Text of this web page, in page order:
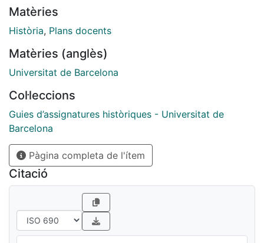
Matèries
Història, Plans docents
Matèries (anglès)
Universitat de Barcelona
Col·leccions
Guies d’assignatures històriques - Universitat de
Barcelona
Pàgina completa de l'ítem
Citació